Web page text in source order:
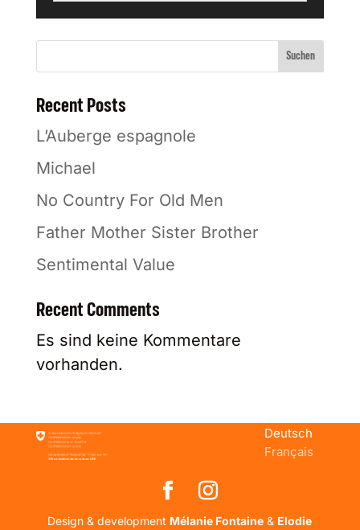
Suchen
Recent Posts
L’Auberge espagnole
Michael
No Country For Old Men
Father Mother Sister Brother
Sentimental Value
Recent Comments
Es sind keine Kommentare
vorhanden.
Deutsch
Français
Design & development Mélanie Fontaine & Elodie